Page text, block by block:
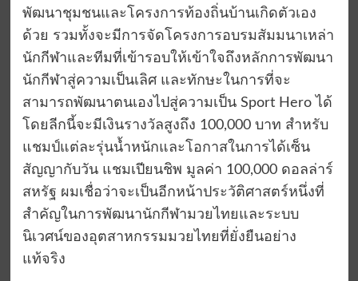
พัฒนาชุมชนและโครงการท้องถิ่นบ้านเกิดตัวเอง
ด้วย รวมทั้งจะมีการจัดโครงการอบรมสัมมนาเหล่า
นักกีฬาและทีมที่เข้ารอบให้เข้าใจถึงหลักการพัฒนา
นักกีฬาสู่ความเป็นเลิศ และทักษะในการที่จะ
สามารถพัฒนาตนเองไปสู่ความเป็น Sport Hero ได้
โดยลีกนี้จะมีเงินรางวัลสูงถึง 100,000 บาท สำหรับ
แชมป์แต่ละรุ่นน้ำหนักและโอกาสในการได้เซ็น
สัญญากับวัน แชมเปียนชิพ มูลค่า 100,000 ดอลล่าร์
สหรัฐ ผมเชื่อว่าจะเป็นอีกหน้าประวัติศาสตร์หนึ่งที่
สำคัญในการพัฒนานักกีฬามวยไทยและระบบ
นิเวศน์ของอุตสาหกรรมมวยไทยที่ยั่งยืนอย่าง
แท้จริง